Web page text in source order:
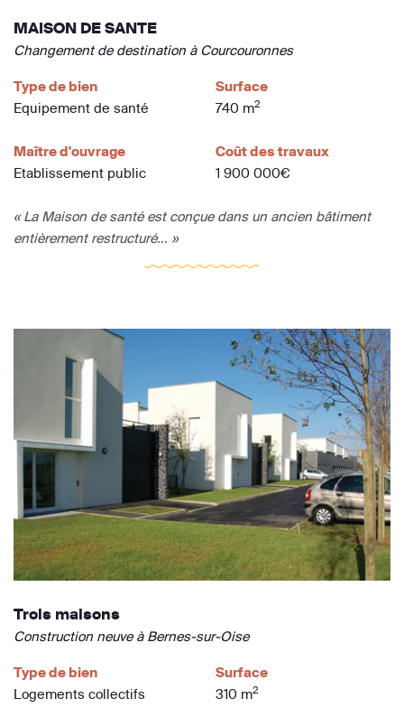
MAISON DE SANTE
Changement de destination à Courcouronnes
Type de bien
Equipement de santé
Surface
740 m2
Maître d'ouvrage
Etablissement public
Coût des travaux
1 900 000€
« La Maison de santé est conçue dans un ancien bâtiment
entièrement restructuré... »
Trois maisons
Construction neuve à Bernes-sur-Oise
Type de bien
Logements collectifs
Surface
310 m2